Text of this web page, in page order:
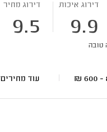
דירוג איכות
9.9
דירוג מחיר
9.5
טובה
₪ עוד מחירים